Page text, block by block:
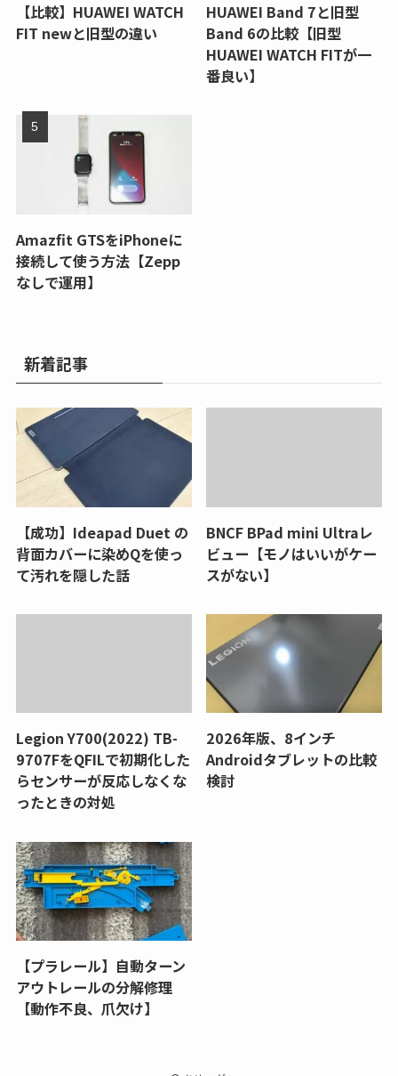
【比較】HUAWEI WATCH
FIT newと旧型の違い
HUAWEI Band 7と旧型
Band 6の比較【旧型
HUAWEI WATCH FITが一
番良い】
Amazfit GTSをiPhoneに
接続して使う方法【Zepp
なしで運用】
新着記事
【成功】Ideapad Duet の
背面カバーに染めQを使っ
て汚れを隠した話
BNCF BPad mini Ultraレ
ビュー【モノはいいがケー
スがない】
Legion Y700(2022) TB-
9707FをQFILで初期化した
らセンサーが反応しなくな
ったときの対処
2026年版、8インチ
Androidタブレットの比較
検討
【プラレール】自動ターン
アウトレールの分解修理
【動作不良、爪欠け】